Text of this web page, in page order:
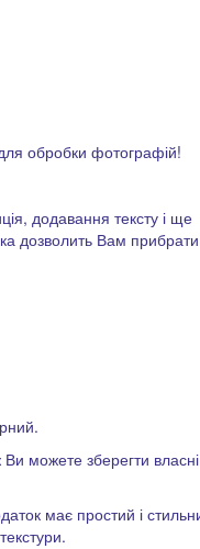
обробки фотографій!
додавання тексту і ще
дозволить Вам прибрати
можете зберегти власні
має простий і